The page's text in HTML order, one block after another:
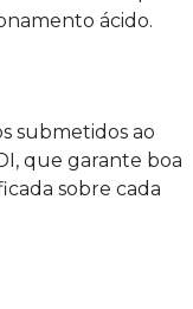
ácido.
submetidos ao
que garante boa
sobre cada